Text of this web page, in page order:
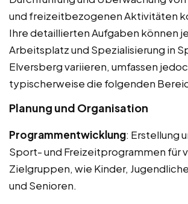
und freizeitbezogenen Aktivitäten
Ihre detaillierten Aufgaben können
Arbeitsplatz und Spezialisierung in
Elversberg variieren, umfassen
typischerweise die folgenden
Planung und Organisation
Programmentwicklung: Erstellung
Sport- und Freizeitprogrammen für
Zielgruppen, wie Kinder,
und Senioren.